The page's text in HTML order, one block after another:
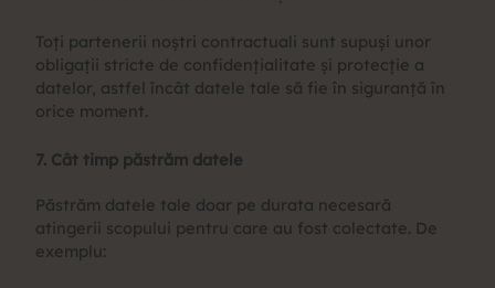
Toți partenerii noștri contractuali sunt supuși unor
obligații stricte de confidențialitate și protecție a
datelor, astfel încât datele tale să fie în siguranță în
orice moment.
7. Cât timp păstrăm datele
Păstrăm datele tale doar pe durata necesară
atingerii scopului pentru care au fost colectate. De
exemplu: